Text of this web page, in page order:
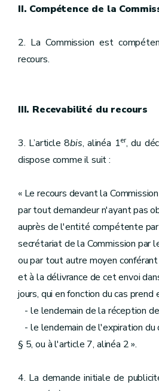
II. Compétence de la
2. La Commission est
recours.
III. Recevabilité du recours
3. L’article 8bis, alinéa 1er, du
dispose comme il suit :
« Le recours devant la
par tout demandeur n'ayant pas
auprès de l'entité compétente
secrétariat de la Commission par
ou par tout autre moyen
et à la délivrance de cet envoi
jours, qui en fonction du cas prend
- le lendemain de la réception
- le lendemain de l'expiration du
§ 5, ou à l'article 7, alinéa 2 ».
4. La demande initiale de